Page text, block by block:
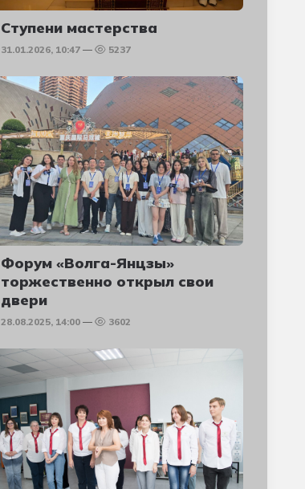
Ступени мастерства
31.01.2026, 10:47 5237
Форум «Волга-Янцзы»
торжественно открыл свои
двери
28.08.2025, 14:00 3602